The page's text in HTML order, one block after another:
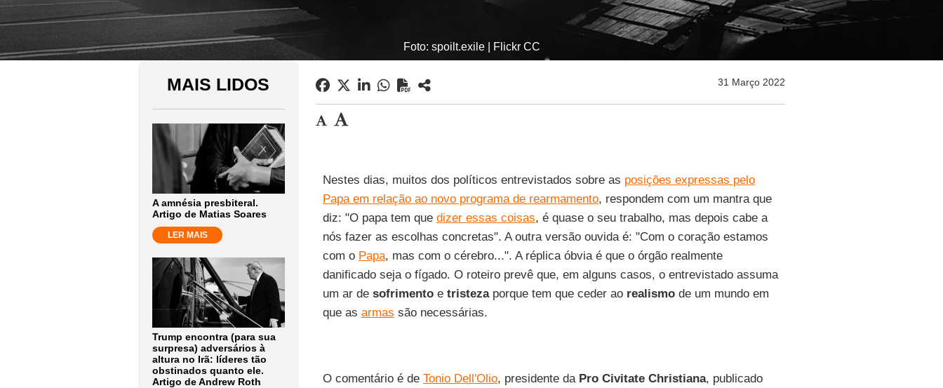
Foto: spoilt.exile | Flickr CC
MAIS LIDOS
A amnésia presbiteral.
Artigo de Matias Soares
LER MAIS
Trump encontra (para sua
surpresa) adversários à
altura no Irã: líderes tão
obstinados quanto ele.
Artigo de Andrew Roth
31 Março 2022
Nestes dias, muitos dos políticos entrevistados sobre as posições expressas pelo
Papa em relação ao novo programa de rearmamento, respondem com um mantra que
diz: "O papa tem que dizer essas coisas, é quase o seu trabalho, mas depois cabe a
nós fazer as escolhas concretas". A outra versão ouvida é: "Com o coração estamos
com o Papa, mas com o cérebro...". A réplica óbvia é que o órgão realmente
danificado seja o fígado. O roteiro prevê que, em alguns casos, o entrevistado assuma
um ar de sofrimentoe tristezaporque tem que ceder ao realismode um mundo em
que as armas são necessárias.
O comentário é de Tonio Dell'Olio, presidente da Pro Civitate Christiana, publicado